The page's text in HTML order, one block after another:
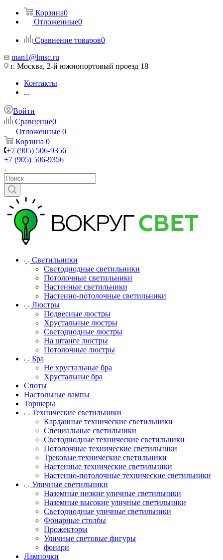
Корзина0
Отложенные0
Сравнение товаров0
man1@lmsc.ru
г. Москва, 2-й южнопортовый проезд 18
Контакты
...
Войти
Сравнение0
Отложенные 0
Корзина 0
+7 (905) 506-9356
+7 (905) 506-9356
Светильники
Светодиодные светильники
Потолочные светильники
Настенные светильники
Настенно-потолочные светильники
Люстры
Подвесные люстры
Хрустальные люстры
Светодиодные люстры
На штанге люстры
Потолочные люстры
Бра
Не хрустальные бра
Хрустальные бра
Споты
Настольные лампы
Торшеры
Технические светильники
Карданные технические светильники
Специальные светильники
Светодиодные технические светильники
Потолочные технические светильники
Трековые технические светильники
Настенные технические светильники
Настенно-потолочные технические светильники
Уличные светильники
Наземные низкие уличные светильники
Наземные высокие уличные светильники
Светодиодные уличные светильники
Фонарные столбы
Прожекторы
Уличные световые фигуры
фонари
Лампочки